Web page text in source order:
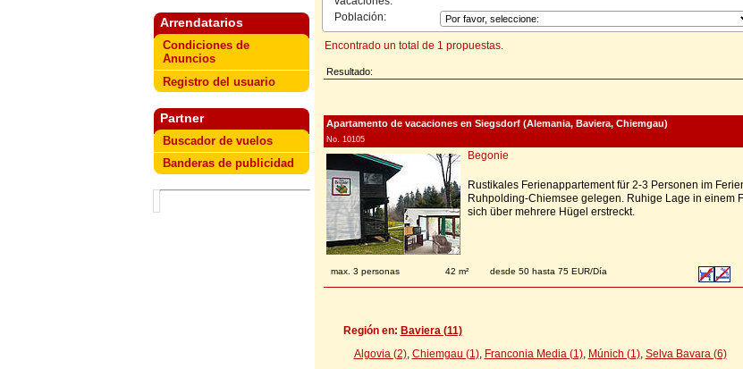
Arrendatarios
Condiciones de
Anuncios
Registro del usuario
Partner
Buscador de vuelos
Banderas de publicidad
Población:
Encontrado un total de 1 propuestas.
Resultado:
Apartamento de vacaciones en Siegsdorf (Alemania, Baviera, Chiemgau)
No. 10105
Begonie
Rustikales Ferienappartement für 2-3 Personen im
Ruhpolding-Chiemsee gelegen. Ruhige Lage in einem
sich über mehrere Hügel erstreckt.
max. 3 personas 42 m² desde 50 hasta 75 EUR/Día
Región en: Baviera (11)
Algovia (2), Chiemgau (1), Franconia Media (1), Múnich (1), Selva Bavara (6)